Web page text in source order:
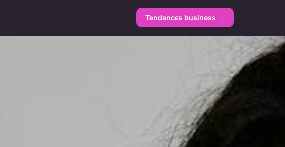
Tendances business →